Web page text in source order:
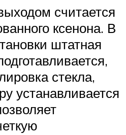
считается
ксенона. В
штатная
стекла,
устанавливается